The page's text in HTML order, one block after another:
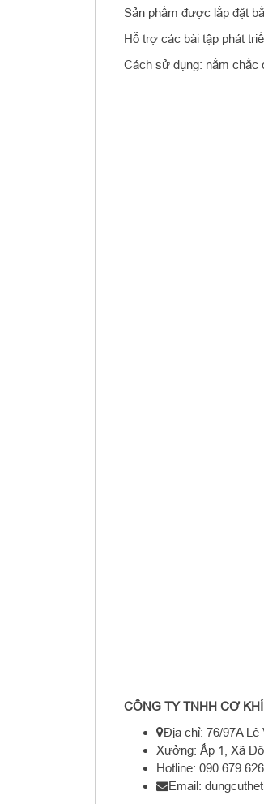
Sản phẩm được lắp đặt
Hỗ trợ các bài tập phát
Cách sử dụng: nắm chắc
CÔNG TY TNHH CƠ
Địa chỉ: 76/97A Lê
Xưởng: Ấp 1, Xã
Hotline: 090 679
Email: